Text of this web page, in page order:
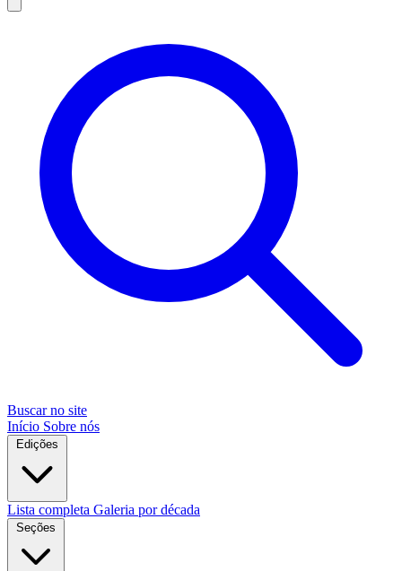
Buscar no site
Início Sobre nós
Edições
Lista completa Galeria por década
Seções